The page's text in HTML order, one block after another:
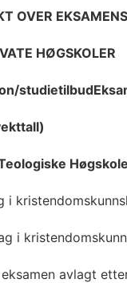
OVER
HØGSKOLER
Høgskole
i
i
avlagt